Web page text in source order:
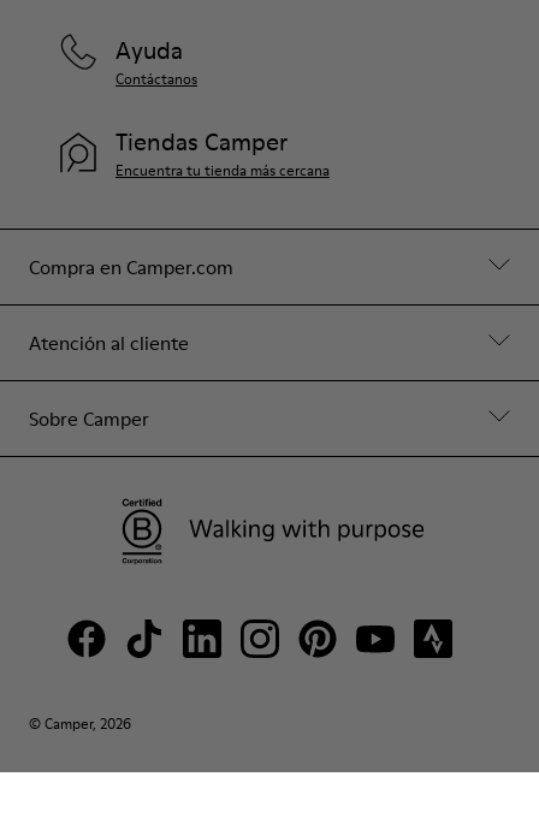
Compra en Camper.com
Atención al cliente
Sobre Camper
Ayuda
Contáctanos
Tiendas Camper
Encuentra tu tienda más cercana
© Camper, 2026